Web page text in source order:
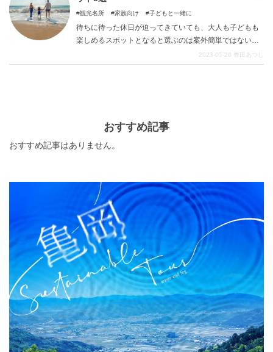
土や車窓の風景を思いきり楽しんでいただくために、個
性溢れる洗練されたルックスやインテリアはもちろん、
ユニークな仕掛けが満載です。移動手段として便利なだ
けでなく、乗ることそのものが、忘れられないイベント
になる観光列車の旅。たくさんのワクワクと物語を乗せ
観光名所 家族向け 子どもと一緒に
待ちに待った休日が迫ってきていても、大人も子どもも
楽しめるスポットとなると選ぶのは案外簡単ではないか
もしれません。行先を悩み続けて時間を無駄にしてしま
うのは本当にもったいないことです。今回は、九州・沖
2023-05-26 香田あつし
おすすめ記事
おすすめ記事はありません。